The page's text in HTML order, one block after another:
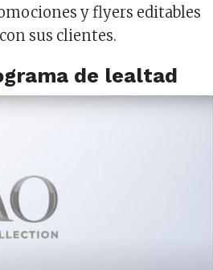
y flyers editables
sus clientes.
de lealtad